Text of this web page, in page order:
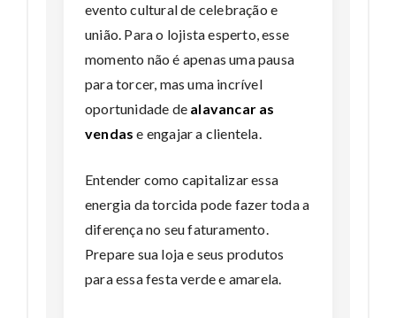
evento cultural de celebração e
união. Para o lojista esperto, esse
momento não é apenas uma pausa
para torcer, mas uma incrível
oportunidade de alavancar as
vendas e engajar a clientela.
Entender como capitalizar essa
energia da torcida pode fazer toda a
diferença no seu faturamento.
Prepare sua loja e seus produtos
para essa festa verde e amarela.